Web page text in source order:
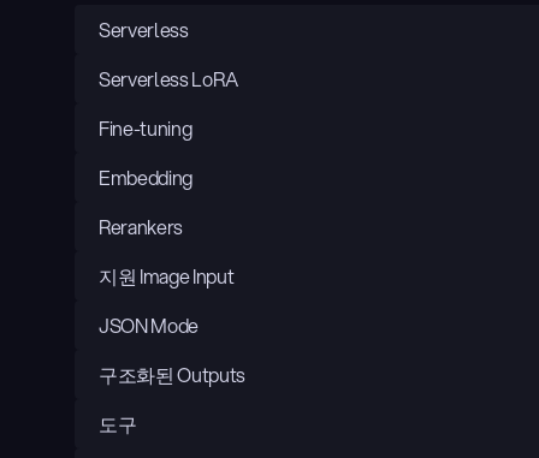
Serverless
Serverless LoRA
Fine-tuning
Embedding
Rerankers
지원 Image Input
JSON Mode
구조화된 Outputs
도구